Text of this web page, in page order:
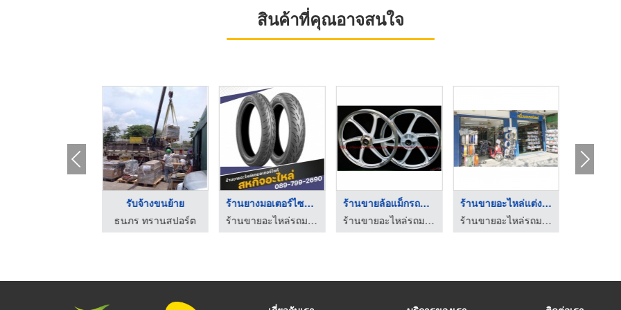
สินค้าที่คุณอาจสนใจ
รับจ้างขนย้าย
ธนภร ทรานสปอร์ต
ร้านยางมอเตอร์ไซค์ ข ...
ร้านขายอะไหล่รถมอเตอร์ไซค์ - สหกิจอะไหล่
ร้านขายล้อแม็กรถมอเต ...
ร้านขายอะไหล่รถมอเตอร์ไซค์ ปลีก-ส่ง หนึ่งมอเตอร์ชอป (FirstMotorshop)
ร้านขายอะไหล่แต่งรถม ...
ร้านขายอะไหล่รถมอเตอร์ไซค์ ปลีก-ส่ง หนึ่งมอเตอร์ชอป (FirstMotorshop)